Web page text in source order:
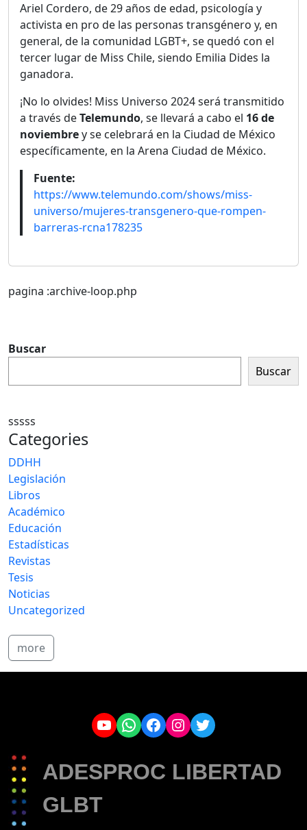
Ariel Cordero, de 29 años de edad, psicología y
activista en pro de las personas transgénero y, en
general, de la comunidad LGBT+, se quedó con el
tercer lugar de Miss Chile, siendo Emilia Dides la
ganadora.
¡No lo olvides! Miss Universo 2024 será transmitido
a través deTelemundo, se llevará a cabo el 16 de
noviembrey se celebrará en la Ciudad de México
específicamente, en la Arena Ciudad de México.
Fuente:
https://www.telemundo.com/shows/miss-
universo/mujeres-transgenero-que-rompen-
barreras-rcna178235
pagina :archive-loop.php
Buscar
Buscar
sssss
Categories
DDHH
Legislación
Libros
Académico
Educación
Estadísticas
Revistas
Tesis
Noticias
Uncategorized
more
YouTube WhatsApp Facebook Instagram Twitter
ADESPROC LIBERTAD
GLBT